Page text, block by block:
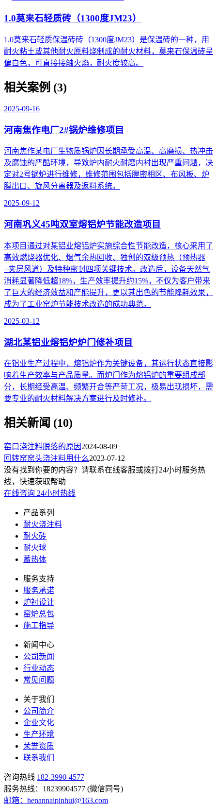
1.0莫来石轻质砖（1300度JM23）
1.0莫来石轻质保温砖砖（1300度JM23）是保温砖的一种，用
耐火粘土或其他耐火原料烧制成的耐火材料，莫来石保温砖呈
偏白色，可直接接触火焰，耐火度较高。
相关案例 (3)
2025-09-16
河南焦作电厂2#锅炉维修项目
河南焦作某电厂生物质锅炉因长期承受高温、高磨损、热冲击
及腐蚀的严酷环境，导致炉内耐火耐磨内衬出现严重问题，决
定对2号锅炉进行维修，维修范围包括膛密相区、布风板、炉
膛出口、旋风分离器及返料系统。
2025-09-12
河南巩义45吨双室熔铝炉节能改造项目
本项目通过对某铝业熔铝炉实施综合性节能改造，核心采用了
高效燃烧器优化、烟气余热回收、独创的双级预热（预热器
+夹层风道）及特种密封四项关键技术。改造后，设备天然气
消耗显著降低超18%，生产效率提升约15%，不仅为客户带来
了巨大的经济效益和产能提升，更以其出色的节能降耗效果，
成为了工业窑炉节能技术改造的成功典范。
2025-03-12
湖北某铝业熔铝炉炉门修补项目
在铝业生产过程中，熔铝炉作为关键设备，其运行状态直接影
响着生产效率与产品质量。而炉门作为熔铝炉的重要组成部
分，长期经受高温、频繁开合等严苛工况，极易出现损坏，需
要专业的耐火材料解决方案进行及时修补。
相关新闻 (10)
窑口浇注料脱落的原因 2024-08-09
回转窑窑头浇注料用什么2023-07-12
没有找到你要的内容？请联系在线客服或拨打24小时服务热
线，快速获取帮助
在线咨询 24小时热线
产品系列
耐火浇注料
耐火砖
耐火球
蓄热体
服务支持
服务承诺
炉衬设计
窑炉总包
施工指导
新闻中心
公司新闻
行业动态
常见问题
关于我们
公司简介
企业文化
生产环境
荣誉资质
联系我们
咨询热线 182-3990-4577
服务热线：18239904577 (微信同号)
邮箱：henannaipinhui@163.com